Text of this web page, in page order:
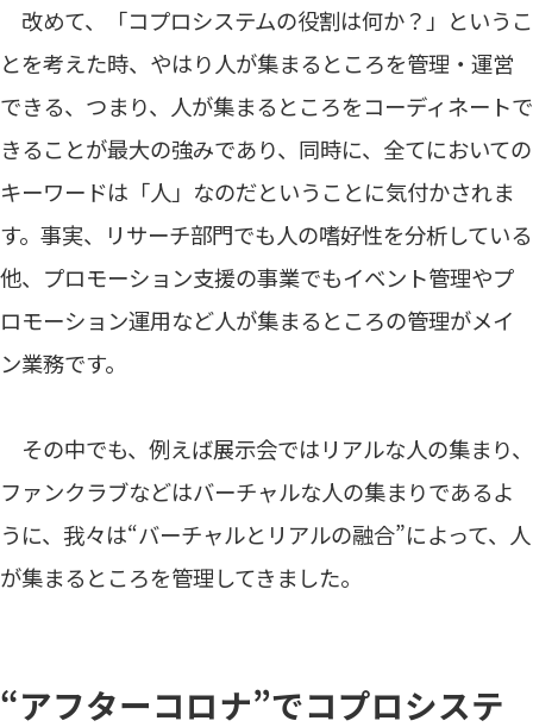
改めて、「コプロシステムの役割は何か？」というこ
とを考えた時、やはり人が集まるところを管理・運営
できる、つまり、人が集まるところをコーディネートで
きることが最大の強みであり、同時に、全てにおいての
キーワードは「人」なのだということに気付かされま
す。事実、リサーチ部門でも人の嗜好性を分析している
他、プロモーション支援の事業でもイベント管理やプ
ロモーション運用など人が集まるところの管理がメイ
ン業務です。
その中でも、例えば展示会ではリアルな人の集まり、
ファンクラブなどはバーチャルな人の集まりであるよ
うに、我々は“バーチャルとリアルの融合”によって、人
が集まるところを管理してきました。
“アフターコロナ”でコプロシステ